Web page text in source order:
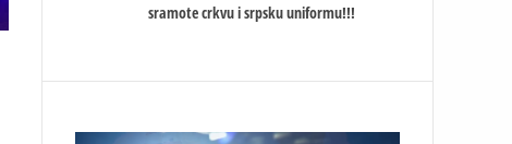
sramote crkvu i srpsku uniformu!!!